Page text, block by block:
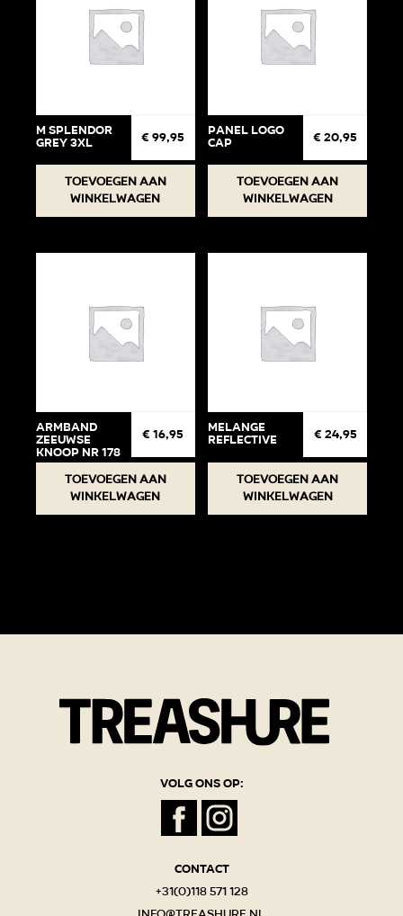
M Splendor
Grey 3XL € 99,95
Toevoegen aan
winkelwagen
Panel Logo
cap € 20,95
Toevoegen aan
winkelwagen
Armband
Zeeuwse
knoop Nr 178
€ 16,95
Toevoegen aan
winkelwagen
Melange
Reflective € 24,95
Toevoegen aan
winkelwagen
Volg ons op:
Contact
+31(0)118 571 128